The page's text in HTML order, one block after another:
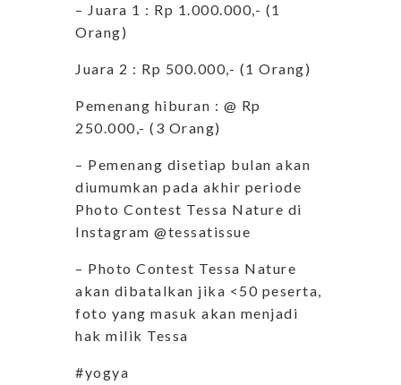
– Juara 1 : Rp 1.000.000,- (1
Orang)
Juara 2 : Rp 500.000,- (1 Orang)
Pemenang hiburan : @ Rp
250.000,- (3 Orang)
– Pemenang disetiap bulan akan
diumumkan pada akhir periode
Photo Contest Tessa Nature di
Instagram @tessatissue
– Photo Contest Tessa Nature
akan dibatalkan jika <50 peserta,
foto yang masuk akan menjadi
hak milik Tessa
#yogya